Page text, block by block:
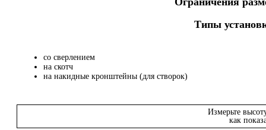
Типы
со сверлением
на скотч
на накидные кронштейны (для створок)
Измерьте
как